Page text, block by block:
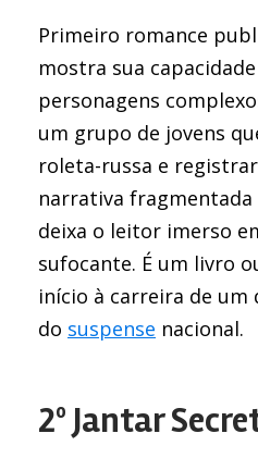
Primeiro romance
mostra sua
personagens
um grupo de jovens
roleta-russa e
narrativa fragmentada
deixa o leitor imerso
sufocante. É um livro
início à carreira de um
do suspense nacional.
2º Jantar